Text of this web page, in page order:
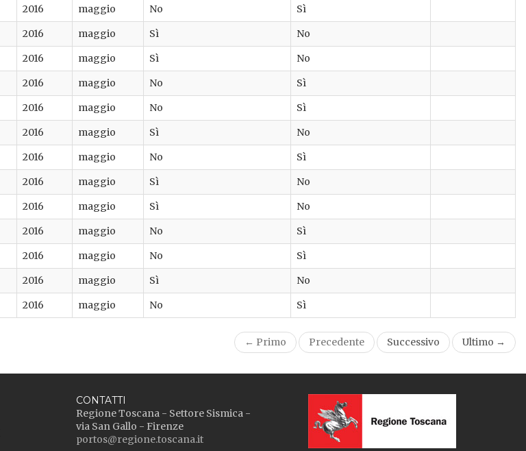
2016 maggio No
Sì
2016 maggio Sì
No
2016 maggio Sì
No
2016 maggio No
Sì
2016 maggio No
Sì
2016 maggio Sì
No
2016 maggio No
Sì
2016 maggio Sì
No
2016 maggio Sì
No
2016 maggio No
Sì
2016 maggio No
Sì
2016 maggio Sì
No
2016 maggio No Sì
← Primo Precedente Successivo Ultimo →
CONTATTI
Regione Toscana - Settore Sismica -
via San Gallo - Firenze
portos@regione.toscana.it